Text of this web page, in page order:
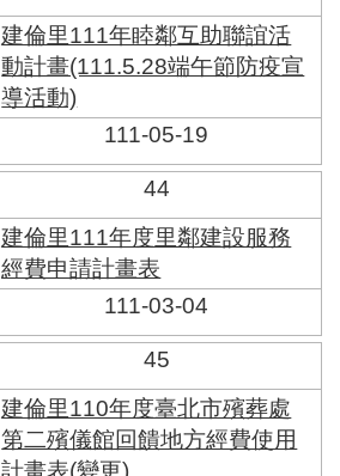
建倫里111年睦鄰互助聯誼活
動計畫(111.5.28端午節防疫宣
導活動)
111-05-19
44
建倫里111年度里鄰建設服務
經費申請計畫表
111-03-04
45
建倫里110年度臺北市殯葬處
第二殯儀館回饋地方經費使用
計畫表(變更)